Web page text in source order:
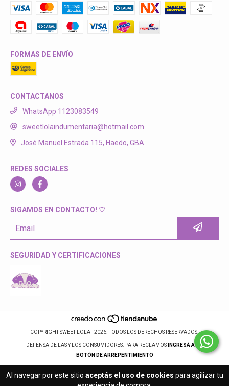
Al navegar por este sitio aceptás el uso de cookies para agilizar tu
FORMAS DE ENVÍO
CONTACTANOS
WhatsApp 1123083549
sweetlolaindumentaria@hotmail.com
José Manuel Estrada 115, Haedo, GBA.
REDES SOCIALES
SIGAMOS EN CONTACTO! ♡
SEGURIDAD Y CERTIFICACIONES
COPYRIGHT SWEET LOLA - 2026. TODOS LOS DERECHOS RESERVADOS.
DEFENSA DE LAS Y LOS CONSUMIDORES. PARA RECLAMOS
INGRESÁ ACÁ.
BOTÓN DE ARREPENTIMIENTO